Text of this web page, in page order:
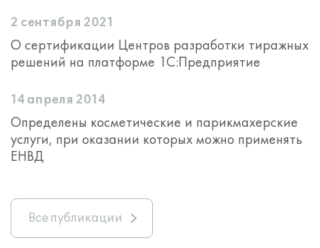
2 сентября 2021
О сертификации Центров разработки тиражных
решений на платформе 1С:Предприятие
14 апреля 2014
Определены косметические и парикмахерские
услуги, при оказании которых можно применять
ЕНВД
Все публикации